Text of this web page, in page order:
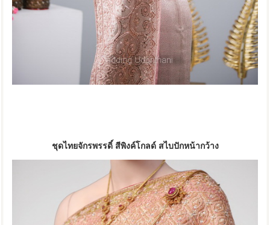
ชุดไทยจักรพรรดิ์ สีพิงค์โกลด์ สไบปักหน้ากว้าง